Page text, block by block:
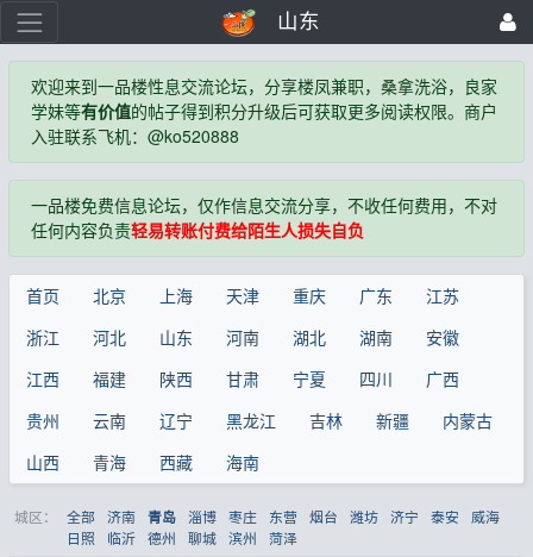
山东
欢迎来到一品楼性息交流论坛，分享楼凤兼职，桑拿洗浴，良家
学妹等有价值的帖子得到积分升级后可获取更多阅读权限。商户
入驻联系飞机：@ko520888
一品楼免费信息论坛，仅作信息交流分享，不收任何费用，不对
任何内容负责轻易转账付费给陌生人损失自负
首页 北京 上海 天津 重庆 广东
江苏
浙江
河北 山东 河南 湖北 湖南
安徽
江西
福建 陕西 甘肃 宁夏 四川
广西
贵州
云南 辽宁 黑龙江 吉林 新疆
内蒙古
山西
青海 西藏 海南
城区： 全部 济南 青岛 淄博 枣庄 东营 烟台 潍坊 济宁 泰安
威海
日照
临沂 德州 聊城 滨州 菏泽